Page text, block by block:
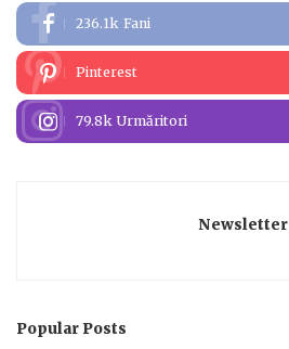
236.1k Fani
Pinterest
79.8k Urmăritori
Newsletter
Popular Posts